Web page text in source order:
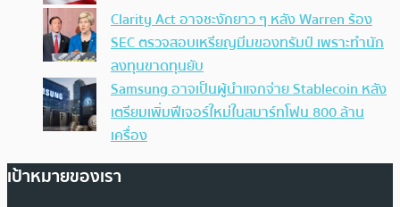
Clarity Act อาจชะงักยาว ๆ หลัง Warren ร้อง
SEC ตรวจสอบเหรียญมีมของทรัมป์ เพราะทำนัก
ลงทุนขาดทุนยับ
Samsung อาจเป็นผู้นำแจกจ่าย Stablecoin หลัง
เตรียมเพิ่มฟีเจอร์ใหม่ในสมาร์ทโฟน 800 ล้าน
เครื่อง
เป้าหมายของเรา